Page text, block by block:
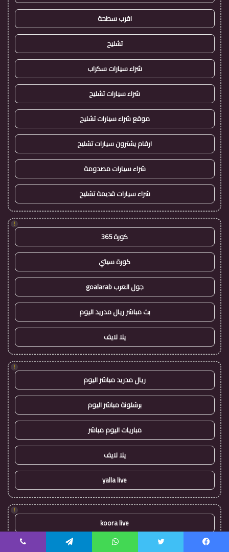
اقرب سطحة
تشليح
شراء سيارات سكراب
شراء سيارات تشليح
موقع شراء سيارات تشليح
ارقام يشترون سيارات تشليح
شراء سيارات مصدومة
شراء سيارات قديمة تشليح
!
كورة 365
كورة سيتي
جول العرب goalarab
بث مباشر ريال مدريد اليوم
يلا لايف
!
ريال مدريد مباشر اليوم
برشلونة مباشر اليوم
مباريات اليوم مباشر
يلا لايف
yalla live
!
koora live
koora live